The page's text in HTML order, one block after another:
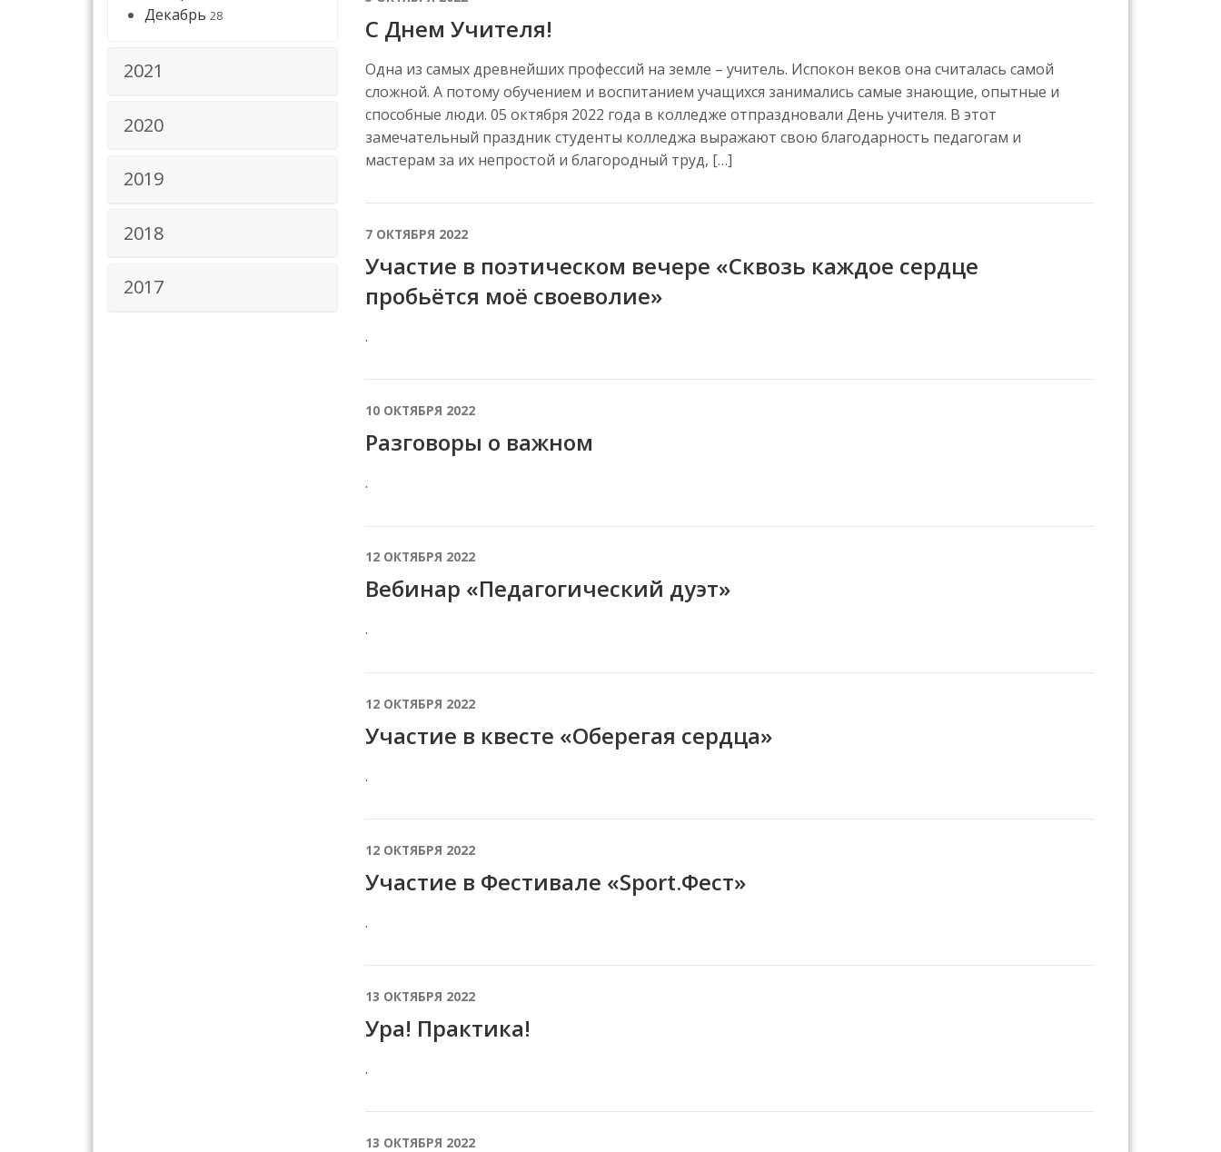
Декабрь 28
2021
2020
2019
2018
2017
С Днем Учителя!
Одна из самых древнейших профессий на земле – учитель. Испокон веков она считалась самой
сложной. А потому обучением и воспитанием учащихся занимались самые знающие, опытные и
способные люди. 05 октября 2022 года в колледже отпраздновали День учителя. В этот
замечательный праздник студенты колледжа выражают свою благодарность педагогам и
мастерам за их непростой и благородный труд, […]
7 ОКТЯБРЯ 2022
Участие в поэтическом вечере «Сквозь каждое сердце
пробьётся моё своеволие»
.
10 ОКТЯБРЯ 2022
Разговоры о важном
.
12 ОКТЯБРЯ 2022
Вебинар «Педагогический дуэт»
.
12 ОКТЯБРЯ 2022
Участие в квесте «Оберегая сердца»
.
12 ОКТЯБРЯ 2022
Участие в Фестивале «Sport.Фест»
.
13 ОКТЯБРЯ 2022
Ура! Практика!
.
13 ОКТЯБРЯ 2022